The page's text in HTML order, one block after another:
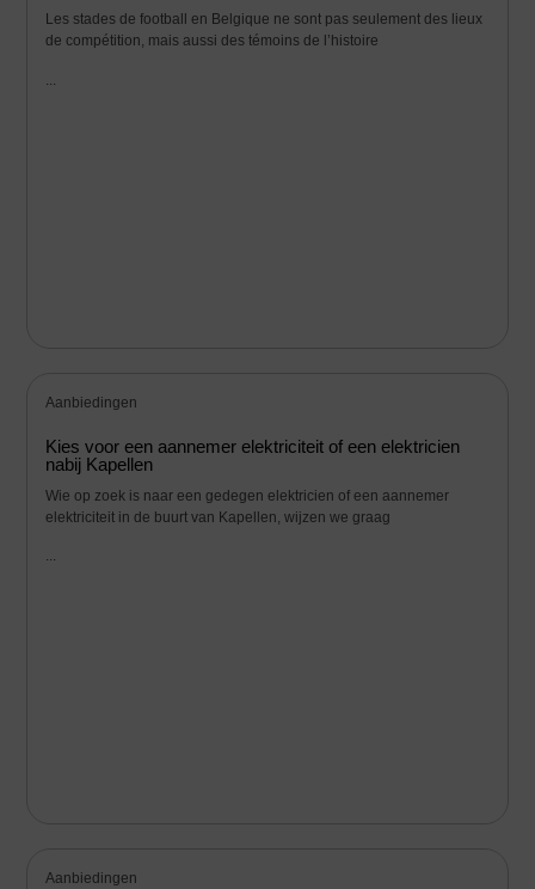
Les stades de football en Belgique ne sont pas seulement des lieux
de compétition, mais aussi des témoins de l’histoire
Aanbiedingen
Kies voor een aannemer elektriciteit of een elektricien
nabij Kapellen
Wie op zoek is naar een gedegen elektricien of een aannemer
elektriciteit in de buurt van Kapellen, wijzen we graag
...
Aanbiedingen